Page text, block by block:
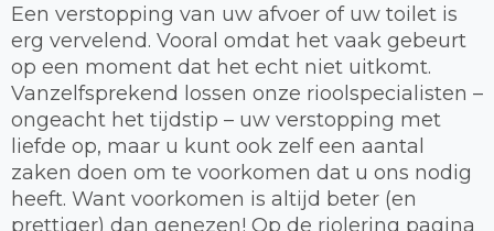
Een verstopping van uw afvoer of uw toilet is
erg vervelend. Vooral omdat het vaak gebeurt
op een moment dat het echt niet uitkomt.
Vanzelfsprekend lossen onze rioolspecialisten –
ongeacht het tijdstip – uw verstopping met
liefde op, maar u kunt ook zelf een aantal
zaken doen om te voorkomen dat u ons nodig
heeft. Want voorkomen is altijd beter (en
prettiger) dan genezen! Op de riolering pagina